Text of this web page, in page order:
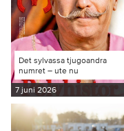
Det sylvassa tjugoandra
numret – ute nu
7 juni 2026